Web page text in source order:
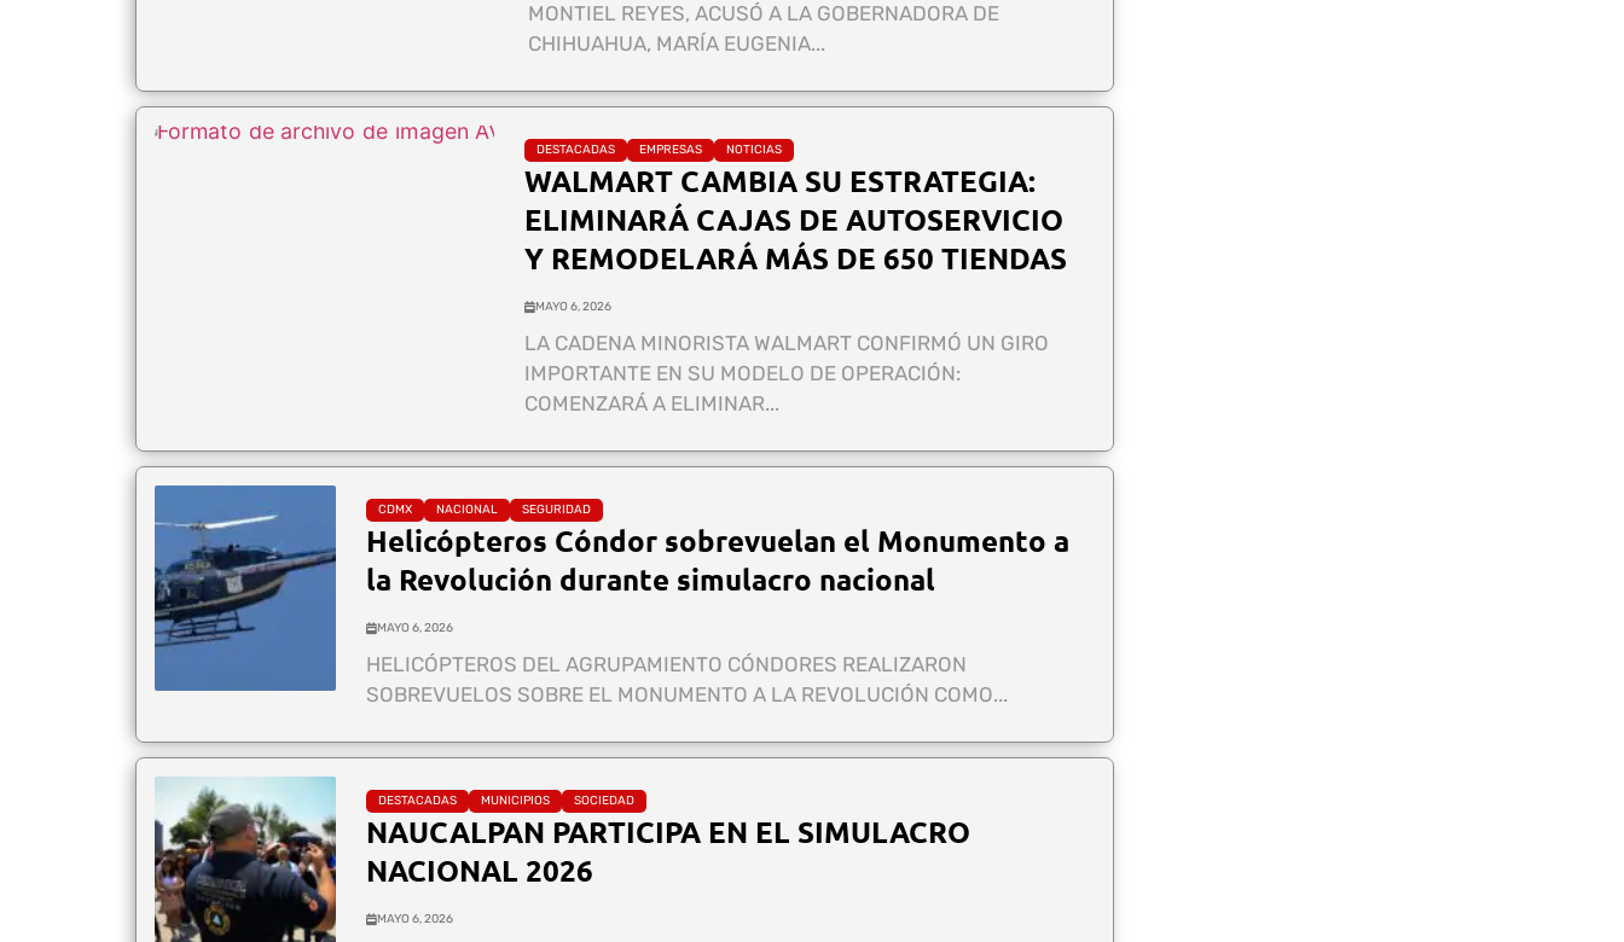
MONTIEL REYES, ACUSÓ A LA GOBERNADORA DE
CHIHUAHUA, MARÍA EUGENIA...
DESTACADAS EMPRESAS NOTICIAS
WALMART CAMBIA SU ESTRATEGIA:
ELIMINARÁ CAJAS DE AUTOSERVICIO
Y REMODELARÁ MÁS DE 650 TIENDAS
MAYO 6, 2026
LA CADENA MINORISTA WALMART CONFIRMÓ UN GIRO
IMPORTANTE EN SU MODELO DE OPERACIÓN:
COMENZARÁ A ELIMINAR...
CDMX NACIONAL SEGURIDAD
Helicópteros Cóndor sobrevuelan el Monumento a
la Revolución durante simulacro nacional
MAYO 6, 2026
HELICÓPTEROS DEL AGRUPAMIENTO CÓNDORES REALIZARON
SOBREVUELOS SOBRE EL MONUMENTO A LA REVOLUCIÓN COMO...
DESTACADAS MUNICIPIOS SOCIEDAD
NAUCALPAN PARTICIPA EN EL SIMULACRO
NACIONAL 2026
MAYO 6, 2026